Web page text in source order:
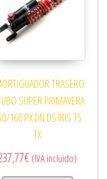
TRASERO
SUPER PRIMAVERA
160 PX DN DS IRIS T5
TX
€ (IVA incluido)